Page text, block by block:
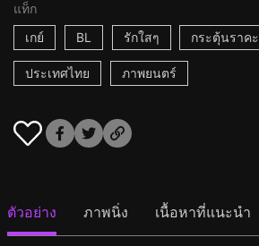
แท็ก
เกย์
BL รักใสๆ กระตุ้นราคะ
ประเทศไทย ภาพยนตร์
ตัวอย่าง ภาพนิ่ง เนื้อหาที่แนะนำ